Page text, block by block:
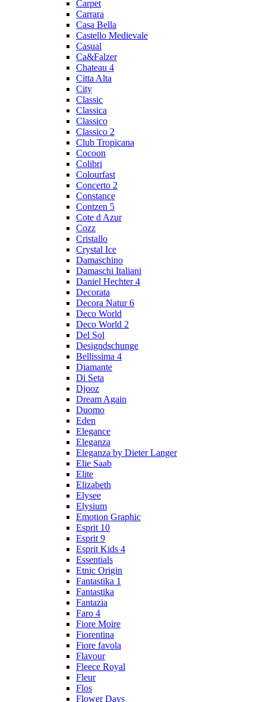
Carpet
Carrara
Casa Bella
Castello Medievale
Casual
Ca&Falzer
Chateau 4
Citta Alta
City
Classic
Classica
Classico
Classico 2
Club Tropicana
Cocoon
Colibri
Colourfast
Concerto 2
Constance
Contzen 5
Cote d Azur
Cozz
Cristallo
Crystal Ice
Damaschino
Damaschi Italiani
Daniel Hechter 4
Decorata
Decora Natur 6
Deco World
Deco World 2
Del Sol
Designdschunge
Bellissima 4
Diamante
Di Seta
Djooz
Dream Again
Duomo
Eden
Elegance
Eleganza
Eleganza by Dieter Langer
Elie Saab
Elite
Elizabeth
Elysee
Elysium
Emotion Graphic
Esprit 10
Esprit 9
Esprit Kids 4
Essentials
Etnic Origin
Fantastika 1
Fantastika
Fantazia
Faro 4
Fiore Moire
Fiorentina
Fiore favola
Flavour
Fleece Royal
Fleur
Flos
Flower Days